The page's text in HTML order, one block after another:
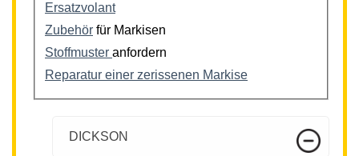
Ersatzvolant
Zubehör für Markisen
Stoffmuster anfordern
Reparatur einer zerissenen Markise
DICKSON